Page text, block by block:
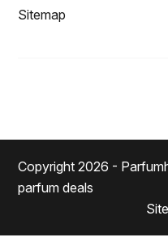
Sitemap
Copyright 2026 -
parfum deals